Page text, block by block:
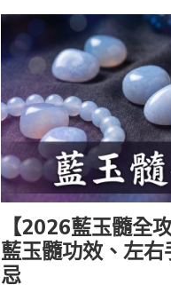
【2026藍玉髓全
藍玉髓功效、左
忌